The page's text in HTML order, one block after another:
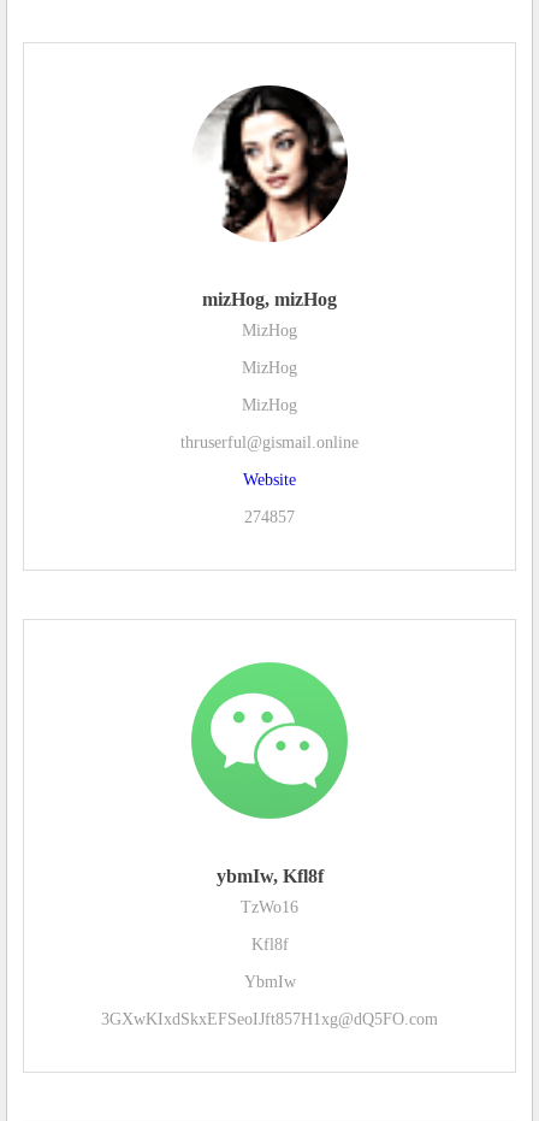
mizHog, mizHog
MizHog
MizHog
MizHog
thruserful@gismail.online
Website
274857
ybmIw, Kfl8f
TzWo16
Kfl8f
YbmIw
3GXwKIxdSkxEFSeoIJft857H1xg@dQ5FO.com